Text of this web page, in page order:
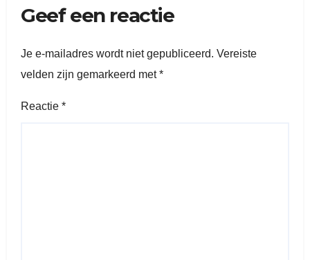
Geef een reactie
Je e-mailadres wordt niet gepubliceerd. Vereiste
velden zijn gemarkeerd met*
Reactie *